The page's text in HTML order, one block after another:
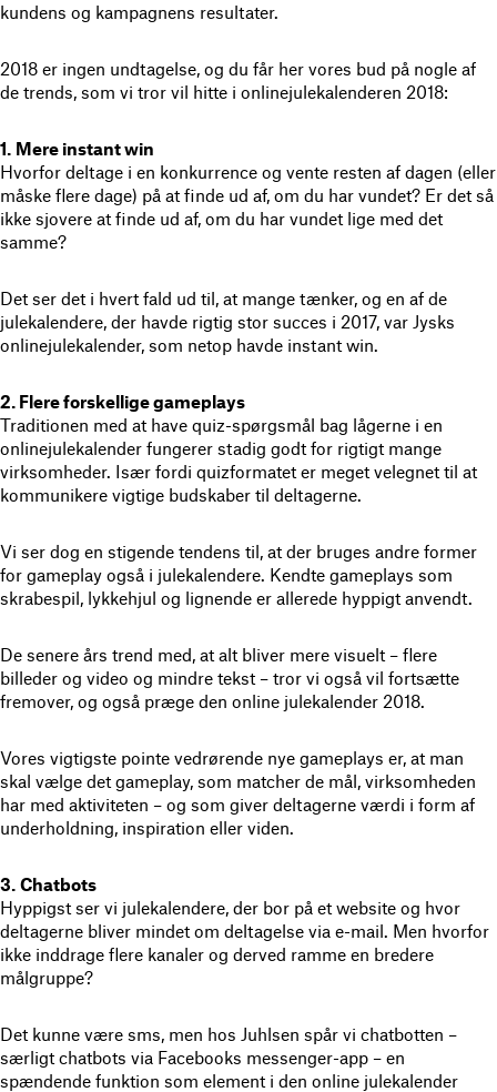
kundens og kampagnens resultater.
2018 er ingen undtagelse, og du får her vores bud på nogle af
de trends, som vi tror vil hitte i onlinejulekalenderen 2018:
1. Mere instant win
Hvorfor deltage i en konkurrence og vente resten af dagen (eller
måske flere dage) på at finde ud af, om du har vundet? Er det så
ikke sjovere at finde ud af, om du har vundet lige med det
samme?
Det ser det i hvert fald ud til, at mange tænker, og en af de
julekalendere, der havde rigtig stor succes i 2017, var Jysks
onlinejulekalender, som netop havde instant win.
2. Flere forskellige gameplays
Traditionen med at have quiz-spørgsmål bag lågerne i en
onlinejulekalender fungerer stadig godt for rigtigt mange
virksomheder. Især fordi quizformatet er meget velegnet til at
kommunikere vigtige budskaber til deltagerne.
Vi ser dog en stigende tendens til, at der bruges andre former
for gameplay også i julekalendere. Kendte gameplays som
skrabespil, lykkehjul og lignende er allerede hyppigt anvendt.
De senere års trend med, at alt bliver mere visuelt – flere
billeder og video og mindre tekst – tror vi også vil fortsætte
fremover, og også præge den online julekalender 2018.
Vores vigtigste pointe vedrørende nye gameplays er, at man
skal vælge det gameplay, som matcher de mål, virksomheden
har med aktiviteten – og som giver deltagerne værdi i form af
underholdning, inspiration eller viden.
3. Chatbots
Hyppigst ser vi julekalendere, der bor på et website og hvor
deltagerne bliver mindet om deltagelse via e-mail. Men hvorfor
ikke inddrage flere kanaler og derved ramme en bredere
målgruppe?
Det kunne være sms, men hos Juhlsen spår vi chatbotten –
særligt chatbots via Facebooks messenger-app – en
spændende funktion som element i den online julekalender